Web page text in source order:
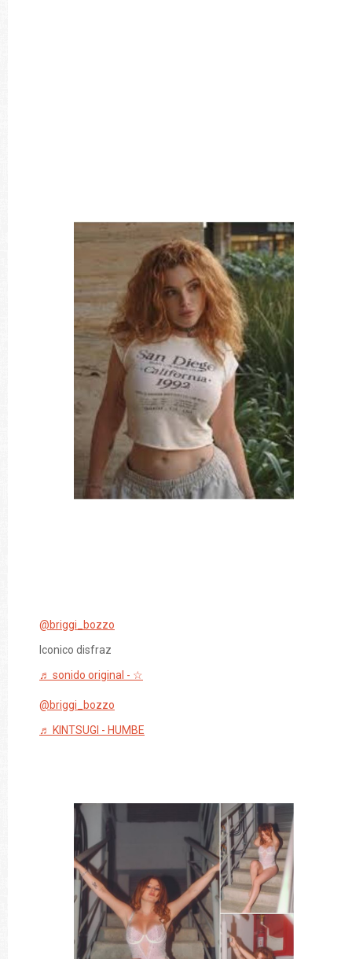
@briggi_bozzo
Iconico disfraz
♬ sonido original - ☆
@briggi_bozzo
♬ KINTSUGI - HUMBE